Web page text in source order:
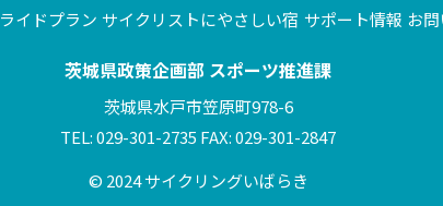
ライドプラン サイクリストにやさしい宿 サポート情報 お
茨城県政策企画部 スポーツ推進課
茨城県水戸市笠原町978-6
TEL: 029-301-2735 FAX: 029-301-2847
© 2024 サイクリングいばらき